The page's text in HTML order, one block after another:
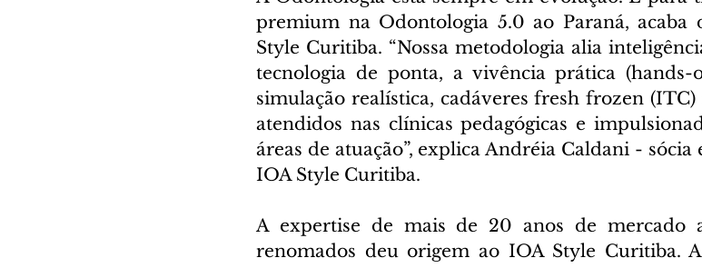
premium na Odontologia 5.0 ao Paraná, acaba
Style Curitiba. “Nossa metodologia alia
tecnologia de ponta, a vivência prática
simulação realística, cadáveres fresh frozen
atendidos nas clínicas pedagógicas e
áreas de atuação”, explica Andréia Caldani -
IOA Style Curitiba.
A expertise de mais de 20 anos de mercado
renomados deu origem ao IOA Style Curitiba.